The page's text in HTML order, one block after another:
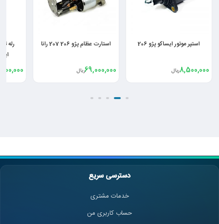
استارت عظام پژو 206 207 رانا
69,000,000ریال
رله تایمر چراغ سقف شرکتی
8,500,000ریال
دسترسی سریع
خدمات مشتری
حساب کاربری من